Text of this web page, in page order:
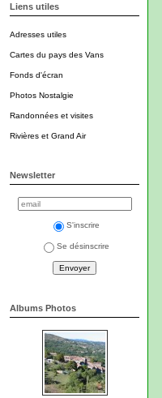
Liens utiles
Adresses utiles
Cartes du pays des Vans
Fonds d'écran
Photos Nostalgie
Randonnées et visites
Rivières et Grand Air
Newsletter
S'inscrire
Se désinscrire
Albums Photos